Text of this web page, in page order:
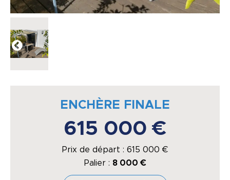
ENCHÈRE FINALE
615 000 €
Prix de départ : 615 000 €
Palier : 8 000 €